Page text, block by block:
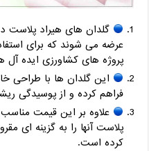
گلدان های هیراد پلاست
عرضه می شوند که برای
پروژه های کشاورزی ایده آل
این گلدان ها با طراحی
فراهم کرده و از پوسیدگی
علاوه بر این قیمت
پلاست آنها را به گزینه ای
کرده است.